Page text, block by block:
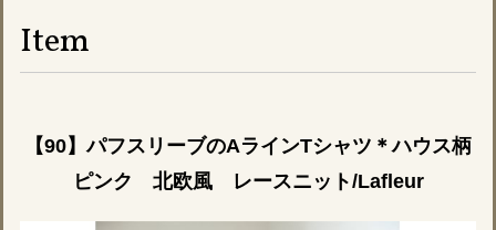
Item
【90】パフスリーブのAラインTシャツ＊ハウス柄
ピンク 北欧風 レースニット/Lafleur